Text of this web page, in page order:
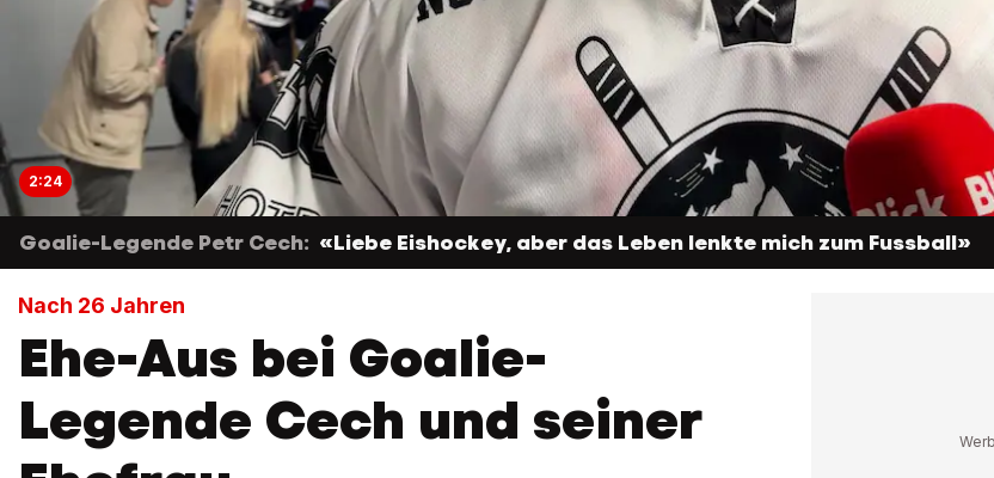
2:24
Goalie-Legende Petr Cech: «Liebe Eishockey, aber das Leben lenkte mich zum Fussball»
Nach 26 Jahren
Ehe-Aus bei Goalie-
Legende Cech und seiner